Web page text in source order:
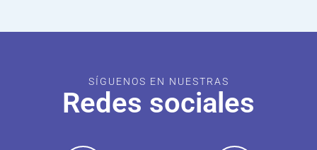
SÍGUENOS EN NUESTRAS
Redes sociales